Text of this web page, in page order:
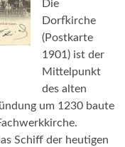
Die
Dorfkirche
(Postkarte
1901) ist der
Mittelpunkt
des alten
um 1230 baute
Schiff der heutigen